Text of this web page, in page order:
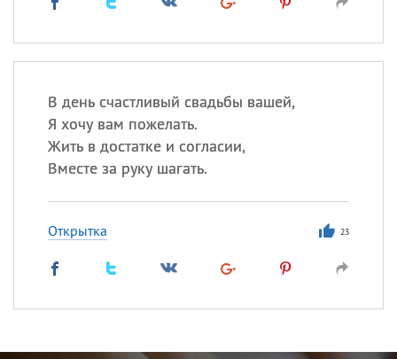
В день счастливый свадьбы вашей,
Я хочу вам пожелать.
Жить в достатке и согласии,
Вместе за руку шагать.
Открытка 23